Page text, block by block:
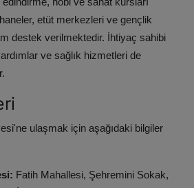
etüt merkezleri ve gençlik
destek verilmektedir. İhtiyaç sahibi
ve sağlık hizmetleri de
ulaşmak için aşağıdaki bilgiler
Fatih Mahallesi, Şehremini Sokak,